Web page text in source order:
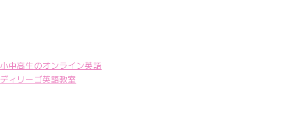
小中高生のオンライン英語
ディリーゴ英語教室